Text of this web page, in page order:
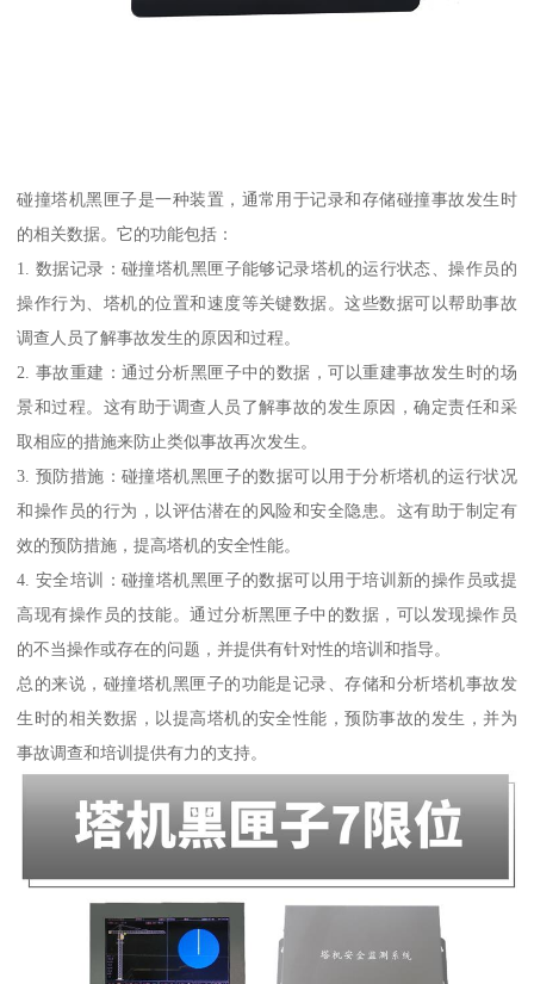
碰撞塔机黑匣子是一种装置，通常用于记录和存储碰撞事故发生时
的相关数据。它的功能包括：
1. 数据记录：碰撞塔机黑匣子能够记录塔机的运行状态、操作员的
操作行为、塔机的位置和速度等关键数据。这些数据可以帮助事故
调查人员了解事故发生的原因和过程。
2. 事故重建：通过分析黑匣子中的数据，可以重建事故发生时的场
景和过程。这有助于调查人员了解事故的发生原因，确定责任和采
取相应的措施来防止类似事故再次发生。
3. 预防措施：碰撞塔机黑匣子的数据可以用于分析塔机的运行状况
和操作员的行为，以评估潜在的风险和安全隐患。这有助于制定有
效的预防措施，提高塔机的安全性能。
4. 安全培训：碰撞塔机黑匣子的数据可以用于培训新的操作员或提
高现有操作员的技能。通过分析黑匣子中的数据，可以发现操作员
的不当操作或存在的问题，并提供有针对性的培训和指导。
总的来说，碰撞塔机黑匣子的功能是记录、存储和分析塔机事故发
生时的相关数据，以提高塔机的安全性能，预防事故的发生，并为
事故调查和培训提供有力的支持。